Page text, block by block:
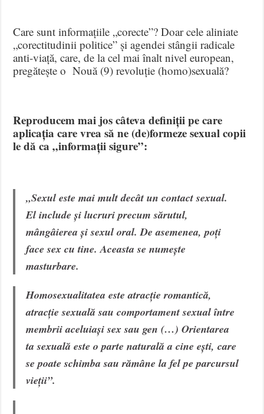
Care sunt informațiile „corecte”? Doar cele aliniate
„corectitudinii politice” și agendei stângii radicale
anti-viață, care, de la cel mai înalt nivel european,
pregătește o Nouă (9) revoluție (homo)sexuală?
Reproducem mai jos câteva definiții pe care
aplicația care vrea să ne (de)formeze sexual copii
le dă ca „informații sigure”:
„Sexul este mai mult decât un contact sexual.
El include și lucruri precum sărutul,
mângâierea și sexul oral. De asemenea, poți
face sex cu tine. Aceasta se numește
masturbare.
Homosexualitatea este atracție romantică,
atracție sexuală sau comportament sexual între
membrii aceluiași sex sau gen (…) Orientarea
ta sexuală este o parte naturală a cine ești, care
se poate schimba sau rămâne la fel pe parcursul
vieții”.